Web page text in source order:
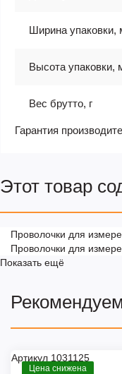
Ширина упаковки,
Высота упаковки,
Вес брутто, г
Гарантия
Этот товар
Проволочки для
Проволочки для
Показать ещё
Артикул 1031125
Цена снижена